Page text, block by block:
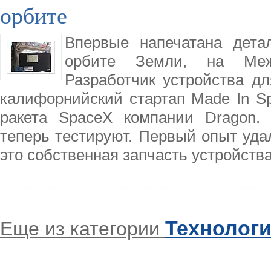
орбите
Впервые напечатана
орбите Земли, на
Разработчик устройства
калифорнийский стартап Made In
ракета SpaceX компании
теперь тестируют. Первый опыт
это собственная запчасть
Еще из категории